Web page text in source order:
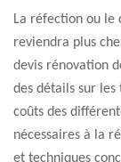
La réfection ou le
reviendra plus
devis rénovation
des détails sur
coûts des
nécessaires à la
et techniques